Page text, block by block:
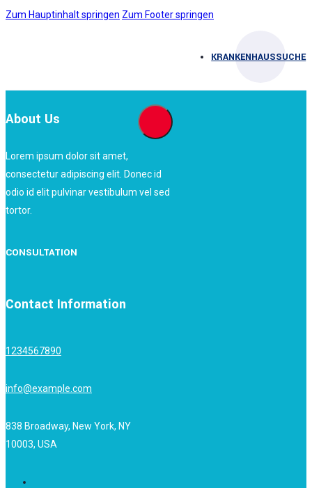
Zum Hauptinhalt springen Zum Footer springen
KRANKENHAUSSUCHE
About Us
Lorem ipsum dolor sit amet,
consectetur adipiscing elit. Donec id
odio id elit pulvinar vestibulum vel sed
tortor.
CONSULTATION
Contact Information
1234567890
info@example.com
838 Broadway, New York, NY
10003, USA